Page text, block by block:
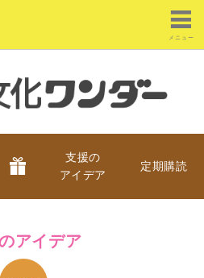
メニュー
支援の
アイデア
定期購読
アイデア